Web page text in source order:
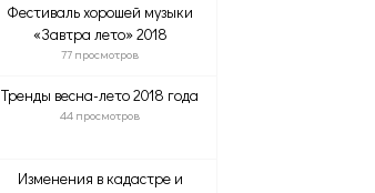
Фестиваль хорошей музыки
«Завтра лето» 2018
77 просмотров
Тренды весна-лето 2018 года
44 просмотров
Изменения в кадастре и